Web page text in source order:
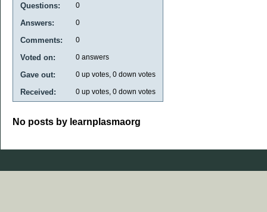
Questions: 0
Answers: 0
Comments: 0
Voted on: 0 answers
Gave out: 0 up votes, 0 down votes
Received: 0 up votes, 0 down votes
No posts by learnplasmaorg